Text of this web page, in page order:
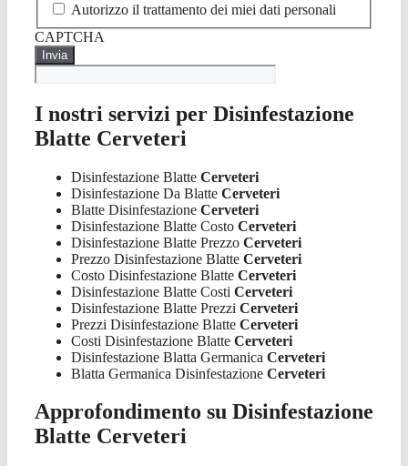
Autorizzo il trattamento dei miei dati personali
CAPTCHA
I nostri servizi per Disinfestazione
Blatte Cerveteri
Disinfestazione Blatte Cerveteri
Disinfestazione Da Blatte Cerveteri
Blatte Disinfestazione Cerveteri
Disinfestazione Blatte Costo Cerveteri
Disinfestazione Blatte Prezzo Cerveteri
Prezzo Disinfestazione Blatte Cerveteri
Costo Disinfestazione Blatte Cerveteri
Disinfestazione Blatte Costi Cerveteri
Disinfestazione Blatte Prezzi Cerveteri
Prezzi Disinfestazione Blatte Cerveteri
Costi Disinfestazione Blatte Cerveteri
Disinfestazione Blatta Germanica Cerveteri
Blatta Germanica Disinfestazione Cerveteri
Approfondimento su Disinfestazione
Blatte Cerveteri